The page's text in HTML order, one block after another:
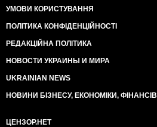
УМОВИ КОРИСТУВАННЯ
ПОЛІТИКА КОНФІДЕНЦІЙНОСТІ
РЕДАКЦІЙНА ПОЛІТИКА
НОВОСТИ УКРАИНЫ И МИРА
UKRAINIAN NEWS
НОВИНИ БІЗНЕСУ, ЕКОНОМІКИ, ФІНАНСІВ
ЦЕНЗОР.НЕТ